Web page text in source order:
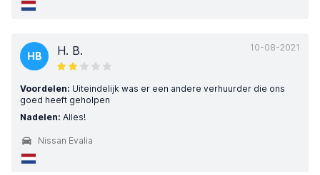
10-08-2021
HB H. B.
Voordelen: Uiteindelijk was er een andere verhuurder die ons
goed heeft geholpen
Nadelen: Alles!
Nissan Evalia